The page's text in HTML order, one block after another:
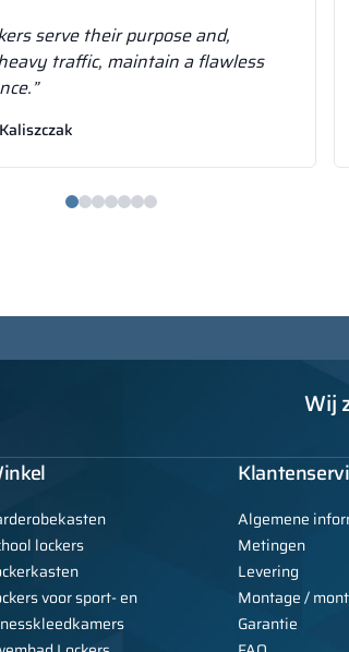
serve their purpose and,
traffic, maintain a flawless
Wij
lockers
voor sport- en
Algemene
Metingen
Levering
Montage /
Garantie